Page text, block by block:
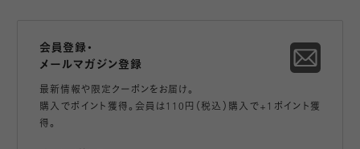
会員登録・
メールマガジン登録
最新情報や限定クーポンをお届け。
購入でポイント獲得。会員は110円（税込）購入で+1ポイント獲
得。